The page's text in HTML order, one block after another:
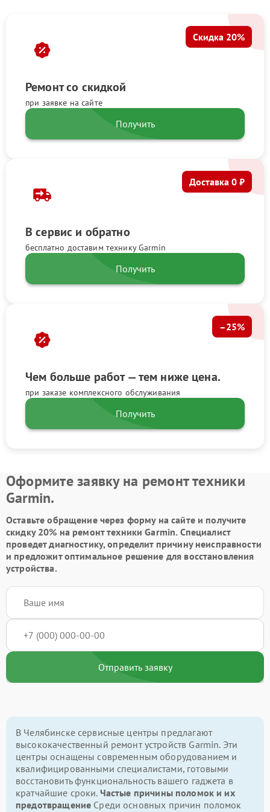
Ремонт со скидкой
при заявке на сайте
Скидка 20%
Получить
В сервис и обратно
бесплатно доставим технику Garmin
Доставка 0 ₽
Получить
Чем больше работ — тем ниже цена.
при заказе комплексного обслуживания
–25%
Получить
Оформите заявку на ремонт техники
Garmin.
Оставьте обращение через форму на сайте и получите
скидку 20% на ремонт техники Garmin. Специалист
проведет диагностику, определит причину неисправности
и предложит оптимальное решение для восстановления
устройства.
Отправить заявку
В Челябинске сервисные центры предлагают
высококачественный ремонт устройств Garmin. Эти
центры оснащены современным оборудованием и
квалифицированными специалистами, готовыми
восстановить функциональность вашего гаджета в
кратчайшие сроки. Частые причины поломок и их
предотвращение Среди основных причин поломок